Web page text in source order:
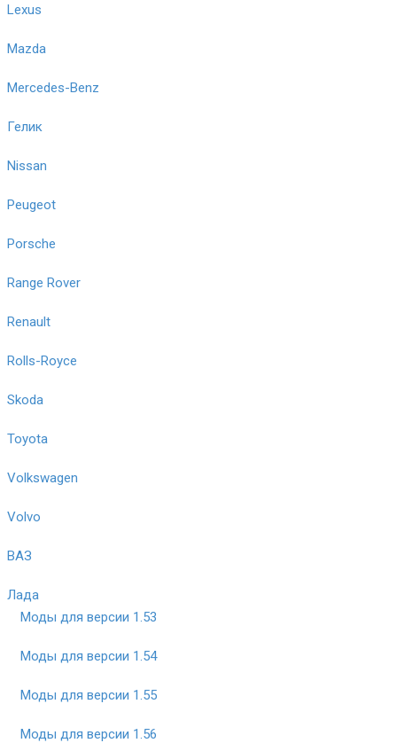
Lexus
Mazda
Mercedes-Benz
Гелик
Nissan
Peugeot
Porsche
Range Rover
Renault
Rolls-Royce
Skoda
Toyota
Volkswagen
Volvo
ВАЗ
Лада
Моды для версии 1.53
Моды для версии 1.54
Моды для версии 1.55
Моды для версии 1.56